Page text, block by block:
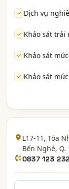
Dịch vụ
Khảo sát trải
Khảo sát
Khảo sát
L17-11, Tòa
Bến Nghé, Q.
0837 123 232